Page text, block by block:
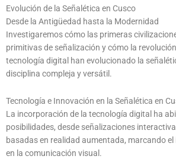
Evolución de la Señalética en Cusco
Desde la Antigüedad hasta la Modernidad
Investigaremos cómo las primeras
primitivas de señalización y cómo la
tecnología digital han evolucionado la
disciplina compleja y versátil.
Tecnología e Innovación en la Señalética en
La incorporación de la tecnología digital ha
posibilidades, desde señalizaciones
basadas en realidad aumentada, marcando el
en la comunicación visual.